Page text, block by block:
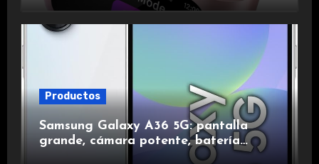
duración.
Productos
Samsung Galaxy A36 5G: pantalla
grande, cámara potente, batería
duradera y carga rápida para una